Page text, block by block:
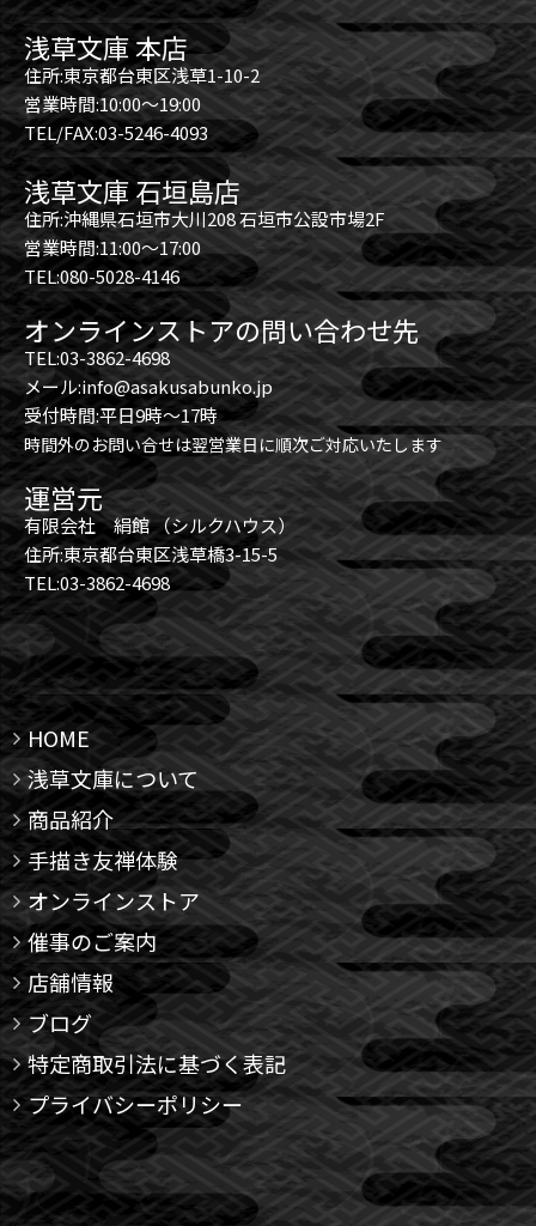
浅草文庫 本店
住所:東京都台東区浅草1-10-2
営業時間:10:00～19:00
TEL/FAX:03-5246-4093
浅草文庫 石垣島店
住所:沖縄県石垣市大川208 石垣市公設市場2F
営業時間:11:00～17:00
TEL:080-5028-4146
オンラインストアの問い合わせ先
TEL:03-3862-4698
メール:info@asakusabunko.jp
受付時間:平日9時～17時
時間外のお問い合せは翌営業日に順次ご対応いたします
運営元
有限会社 絹館 （シルクハウス）
住所:東京都台東区浅草橋3-15-5
TEL:03-3862-4698
HOME
浅草文庫について
商品紹介
手描き友禅体験
オンラインストア
催事のご案内
店舗情報
ブログ
特定商取引法に基づく表記
プライバシーポリシー